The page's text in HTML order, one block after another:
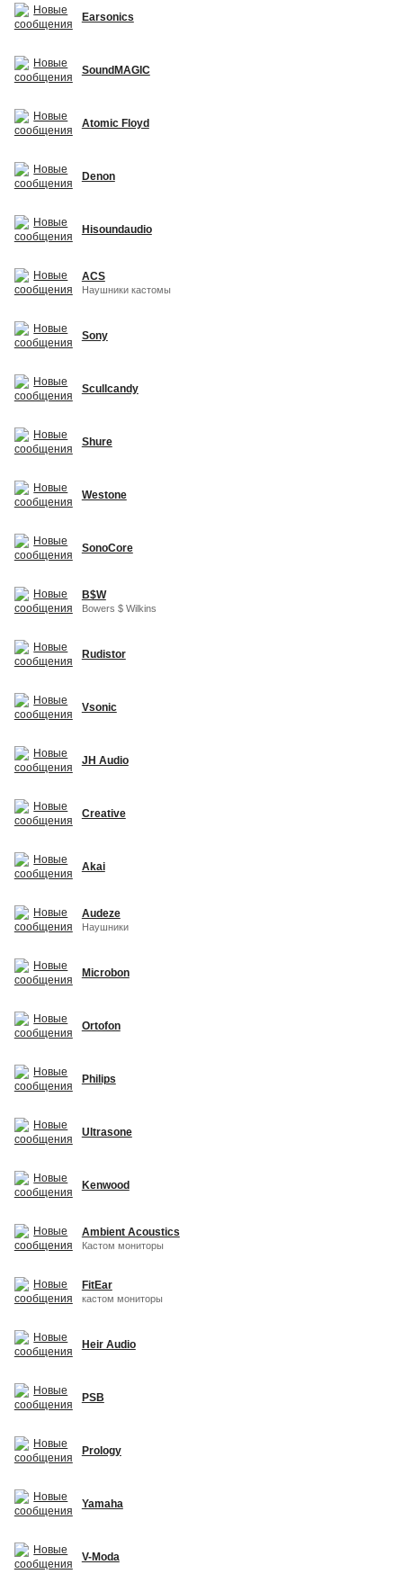
Earsonics
SoundMAGIC
Atomic Floyd
Denon
Hisoundaudio
ACS
Наушники кастомы
Sony
Scullcandy
Shure
Westone
SonoCore
B$W
Bowers $ Wilkins
Rudistor
Vsonic
JH Audio
Creative
Akai
Audeze
Наушники
Microbon
Ortofon
Philips
Ultrasone
Kenwood
Ambient Acoustics
Кастом мониторы
FitEar
кастом мониторы
Heir Audio
PSB
Prology
Yamaha
V-Moda